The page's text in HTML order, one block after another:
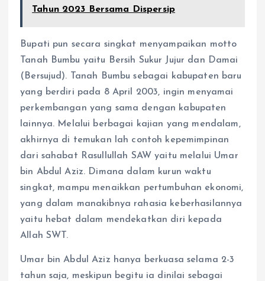
Tahun 2023 Bersama Dispersip
Bupati pun secara singkat menyampaikan motto
Tanah Bumbu yaitu Bersih Sukur Jujur dan Damai
(Bersujud). Tanah Bumbu sebagai kabupaten baru
yang berdiri pada 8 April 2003, ingin menyamai
perkembangan yang sama dengan kabupaten
lainnya. Melalui berbagai kajian yang mendalam,
akhirnya di temukan lah contoh kepemimpinan
dari sahabat Rasullullah SAW yaitu melalui Umar
bin Abdul Aziz. Dimana dalam kurun waktu
singkat, mampu menaikkan pertumbuhan ekonomi,
yang dalam manakibnya rahasia keberhasilannya
yaitu hebat dalam mendekatkan diri kepada
Allah SWT.
Umar bin Abdul Aziz hanya berkuasa selama 2-3
tahun saja, meskipun begitu ia dinilai sebagai